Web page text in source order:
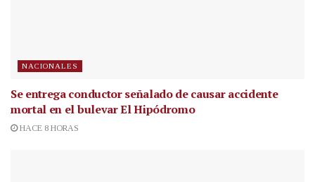
NACIONALES
Se entrega conductor señalado de causar accidente
mortal en el bulevar El Hipódromo
HACE 8 HORAS